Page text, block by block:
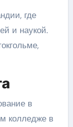
где
и наукой.
в
колледже в